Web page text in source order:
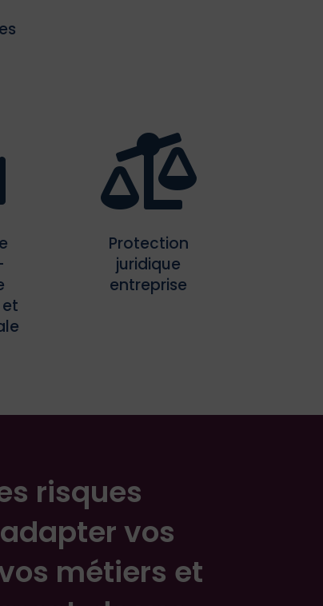

Protection
juridique
entreprise
risques
vos
métiers et